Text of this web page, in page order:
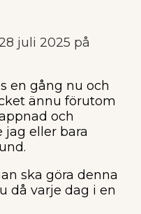
juli 2025 på
en gång nu och
ännu förutom
och
eller bara
ska göra denna
då varje dag i en